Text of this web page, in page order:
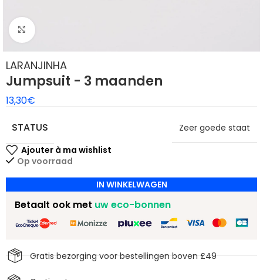
Klik om te vergroten
LARANJINHA
Jumpsuit - 3 maanden
13,30€
STATUS
Zeer goede staat
Op voorraad
IN WINKELWAGEN
Gratis bezorging voor bestellingen boven £49
Betaalt ook met uw eco-bonnen